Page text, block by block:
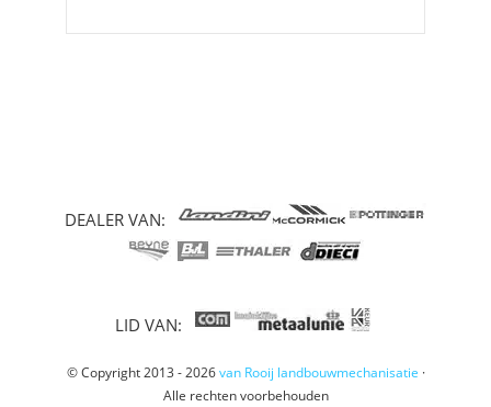
DEALER VAN:
LID VAN:
© Copyright 2013 - 2026van Rooij landbouwmechanisatie ·
Alle rechten voorbehouden